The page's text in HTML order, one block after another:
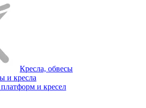
Кресла, обвесы
и кресла
и кресел